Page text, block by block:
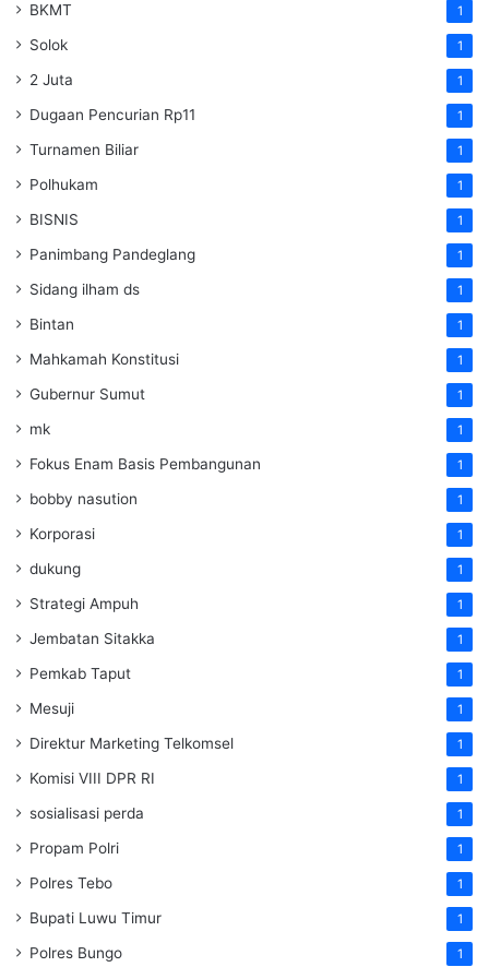
BKMT 1
Solok 1
2 Juta 1
Dugaan Pencurian Rp11 1
Turnamen Biliar 1
Polhukam 1
BISNIS 1
Panimbang Pandeglang 1
Sidang ilham ds 1
Bintan 1
Mahkamah Konstitusi 1
Gubernur Sumut 1
mk 1
Fokus Enam Basis Pembangunan 1
bobby nasution 1
Korporasi 1
dukung 1
Strategi Ampuh 1
Jembatan Sitakka 1
Pemkab Taput 1
Mesuji 1
Direktur Marketing Telkomsel 1
Komisi VIII DPR RI 1
sosialisasi perda 1
Propam Polri 1
Polres Tebo 1
Bupati Luwu Timur 1
Polres Bungo 1